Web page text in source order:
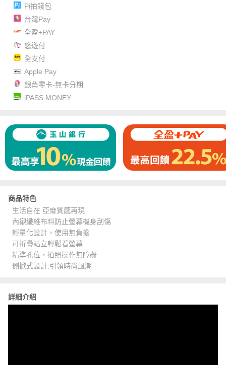
Pi拍錢包
台灣Pay
全盈+PAY
悠遊付
全支付
Apple Pay
銀角零卡-無卡分期
iPASS MONEY
商品特色
生活自在 亞麻質感再現
內襯纖維布料防止螢幕機身刮傷
輕量化設計，使用無負擔
可折疊站立輕鬆看螢幕
精準孔位，拍照操作無障礙
側掀式設計,引領時尚風潮
詳細介紹